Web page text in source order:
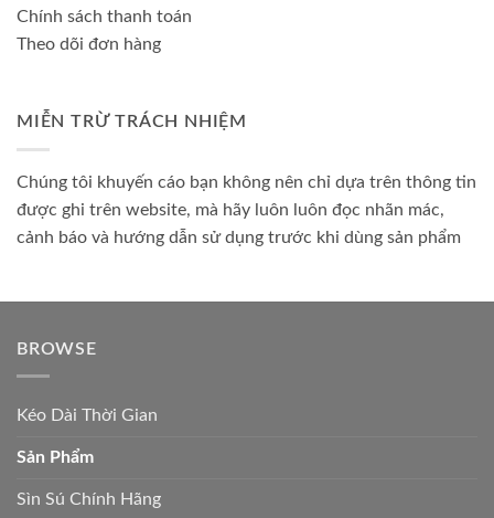
Chính sách thanh toán
Theo dõi đơn hàng
MIỄN TRỪ TRÁCH NHIỆM
Chúng tôi khuyến cáo bạn không nên chỉ dựa trên thông tin
được ghi trên website, mà hãy luôn luôn đọc nhãn mác,
cảnh báo và hướng dẫn sử dụng trước khi dùng sản phẩm
BROWSE
Kéo Dài Thời Gian
Sản Phẩm
Sìn Sú Chính Hãng